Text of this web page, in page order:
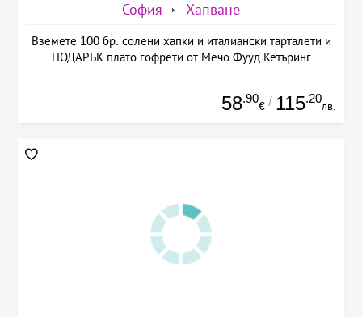
София Хапване
Вземете 100 бр. солени хапки и италиански тарталети и
ПОДАРЪК плато гофрети от Мечо Фууд Кетъринг
58.90
€ / 115.20
лв.